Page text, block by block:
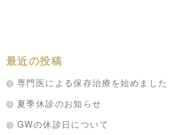
最近の投稿
専門医による保存治療を始めました
夏季休診のお知らせ
GWの休診日について